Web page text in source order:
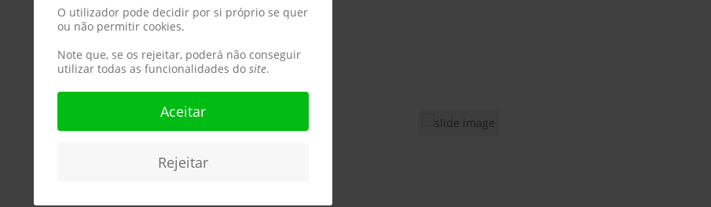
O utilizador pode decidir por si próprio se quer
ou não permitir cookies.
Note que, se os rejeitar, poderá não conseguir
utilizar todas as funcionalidades do site.
Aceitar
Rejeitar